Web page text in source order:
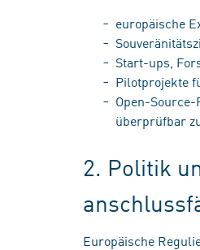
europäische
Start-ups,
Pilotprojekte
Open-
überprüfbar
2. Politik
Europäische